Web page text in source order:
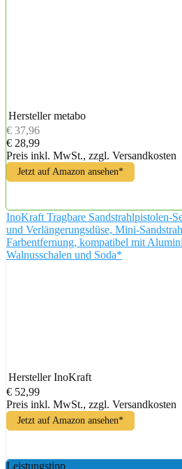
Hersteller metabo
€ 37,96
€ 28,99
Preis inkl. MwSt., zzgl. Versandkosten
Jetzt auf Amazon ansehen*
InoKraft Tragbare Sandstrahlpistolen-
und Verlängerungsdüse, Mini-
Farbentfernung, kompatibel mit
Walnusschalen und Soda*
Hersteller InoKraft
€ 52,99
Preis inkl. MwSt., zzgl. Versandkosten
Jetzt auf Amazon ansehen*
Leistungstipp